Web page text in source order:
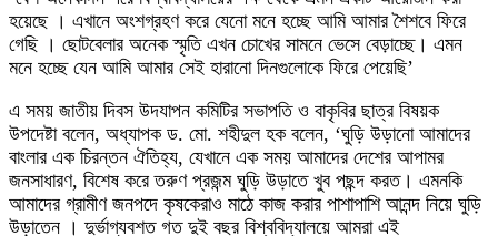
হয়েছে । এখানে অংশগ্রহণ করে যেনো মনে হচ্ছে আমি আমার শৈশবে ফিরে
গেছি । ছোটবেলার অনেক স্মৃতি এখন চোখের সামনে ভেসে বেড়াচ্ছে। এমন
মনে হচ্ছে যেন আমি আমার সেই হারানো দিনগুলোকে ফিরে পেয়েছি’
এ সময় জাতীয় দিবস উদযাপন কমিটির সভাপতি ও বাকৃবির ছাত্র বিষয়ক
উপদেষ্টা বলেন, অধ্যাপক ড. মো. শহীদুল হক বলেন, ‘ঘুড়ি উড়ানো আমাদের
বাংলার এক চিরন্তন ঐতিহ্য, যেখানে এক সময় আমাদের দেশের আপামর
জনসাধারণ, বিশেষ করে তরুণ প্রজন্ম ঘুড়ি উড়াতে খুব পছন্দ করত। এমনকি
আমাদের গ্রামীণ জনপদে কৃষকেরাও মাঠে কাজ করার পাশাপাশি আনন্দ নিয়ে ঘুড়ি
উড়াতেন । ‎দুর্ভাগ্যবশত গত দুই বছর বিশ্ববিদ্যালয়ে আমরা এই